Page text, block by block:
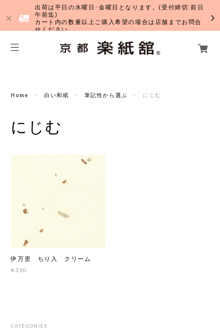
出荷は平日の水曜日･金曜日となります。(受付締切:前日
午前迄)
カート内の数量以上ご購入希望の場合は店舗までお問合
せください。
Home 白い和紙 筆記性から選ぶ にじむ
にじむ
伊万里 ちり入 クリーム
¥330
CATEGORIES